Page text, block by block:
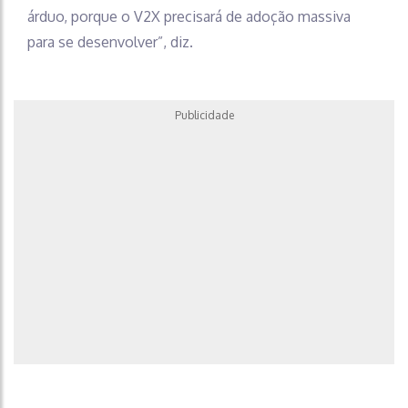
árduo, porque o V2X precisará de adoção massiva
para se desenvolver”, diz.
Publicidade